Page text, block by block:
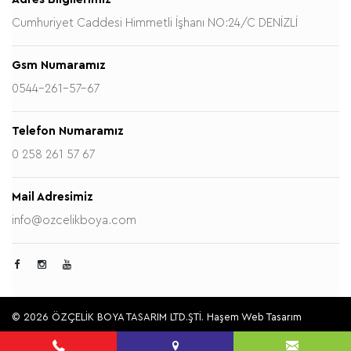
Cumhuriyet Caddesi Himmetli İşhanı NO:24/C DENİZLİ
Gsm Numaramız
0544-261-57-67
Telefon Numaramız
0 258 261 57 67
Mail Adresimiz
info@ozcelikboya.com
© 2026 ÖZÇELİK BOYA TASARIM LTD.ŞTİ. Haşem Web Tasarım